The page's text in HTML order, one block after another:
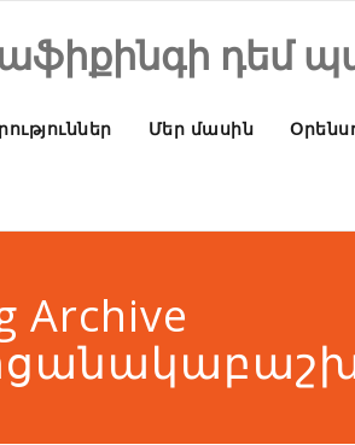
դեմ
Մեր մասին
Archive